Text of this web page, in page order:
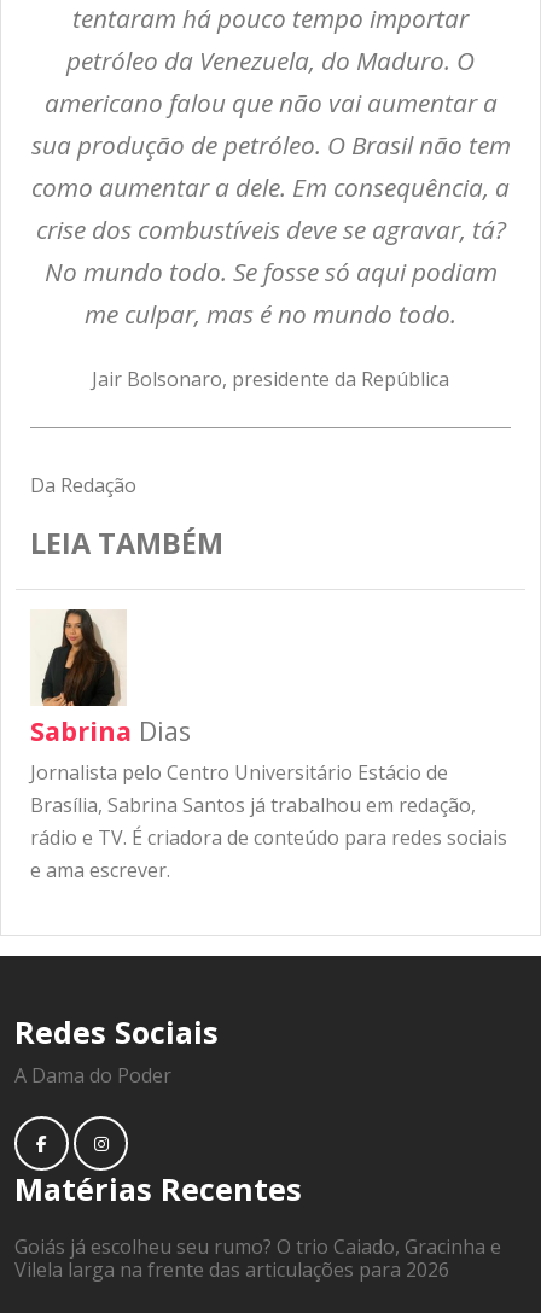
tentaram há pouco tempo importar
petróleo da Venezuela, do Maduro. O
americano falou que não vai aumentar a
sua produção de petróleo. O Brasil não tem
como aumentar a dele. Em consequência, a
crise dos combustíveis deve se agravar, tá?
No mundo todo. Se fosse só aqui podiam
me culpar, mas é no mundo todo.
Jair Bolsonaro, presidente da República
Da Redação
LEIA TAMBÉM
Sabrina Dias
Jornalista pelo Centro Universitário Estácio de
Brasília, Sabrina Santos já trabalhou em redação,
rádio e TV. É criadora de conteúdo para redes sociais
e ama escrever.
Redes Sociais
A Dama do Poder
Matérias Recentes
Goiás já escolheu seu rumo? O trio Caiado, Gracinha e
Vilela larga na frente das articulações para 2026